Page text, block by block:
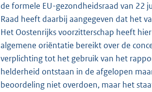
de formele EU-gezondheidsraad van 22
Raad heeft daarbij aangegeven dat het
Het Oostenrijks voorzitterschap heeft
algemene oriëntatie bereikt over de
verplichting tot het gebruik van het
helderheid ontstaan in de afgelopen
beoordeling niet overdoen, maar het